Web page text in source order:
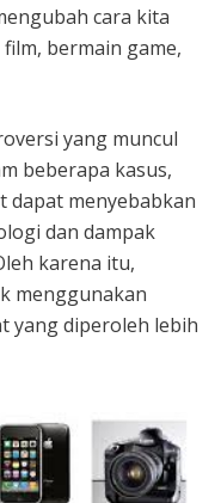
cara kita
bermain game,
yang muncul
beberapa kasus,
menyebabkan
dan dampak
karena itu,
menggunakan
yang diperoleh lebih